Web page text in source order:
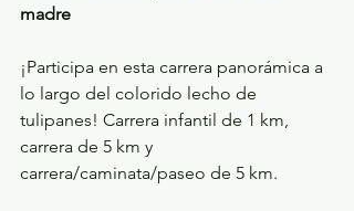
madre
¡Participa en esta carrera panorámica a
lo largo del colorido lecho de
tulipanes! Carrera infantil de 1 km,
carrera de 5 km y
carrera/caminata/paseo de 5 km.